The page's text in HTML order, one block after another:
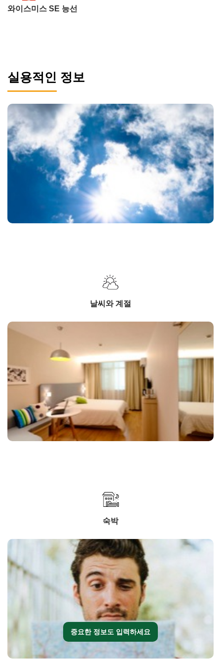
와이스미스 SE 능선
실용적인 정보
날씨와 계절
숙박
중요한 정보도 입력하세요